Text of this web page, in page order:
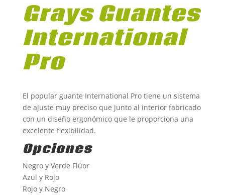
Grays Guantes
International
Pro
El popular guante International Pro tiene un sistema
de ajuste muy preciso que junto al interior fabricado
con un diseño ergonómico que le proporciona una
excelente flexibilidad.
Opciones
Negro y Verde Flúor
Azul y Rojo
Rojo y Negro